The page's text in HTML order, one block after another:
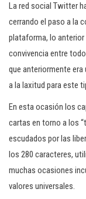
La red social Twitter
cerrando el paso a la
plataforma, lo anterior
convivencia entre
que anteriormente
a la laxitud para este
En esta ocasión los
cartas en torno a los
escudados por las
los 280 caracteres,
muchas ocasiones
valores universales.